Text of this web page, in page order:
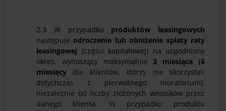
2.3 W przypadku produktów leasingowych
następuje odroczenie lub obniżenie spłaty raty
leasingowej (części kapitałowej) na uzgodniony
okres, wynoszący maksymalnie3 miesiące (6
miesięcy dla klientów, którzy nie skorzystali
dotychczas z pierwotnego moratorium),
niezależnie od liczby złożonych wniosków przez
danego klienta. W przypadku produktu